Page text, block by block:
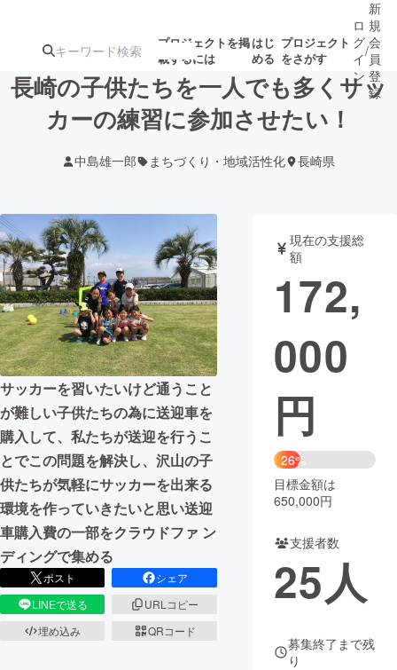
プロジェクトを掲
載するには
はじ
める
プロジェクト
をさがす
注目のリ
ターン
注目の新着プロ
ジェクト
募集終了が近いプ
ロジェクト
もうすぐ公開
されます
アート・写真 音楽
テクノロジー・ガジェット ゲーム・サ
映像・映画
ビジネス・起業
まちづくり・地域活性化
CAMPFIRE for Social Good
CAMPFIRE Creation
CAMPFIREふるさと納税machi-ya コミュニティ
ロ
グ
イ
ン
/
新
規
会
員
登
録
長崎の子供たちを一人でも多くサッ
カーの練習に参加させたい！
中島雄一郎 まちづくり・地域活性化 長崎県
サッカーを習いたいけど通うこと
が難しい子供たちの為に送迎車を
購入して、私たちが送迎を行うこ
とでこの問題を解決し、沢山の子
供たちが気軽にサッカーを出来る
環境を作っていきたいと思い送迎
車購入費の一部をクラウドファ ン
ディングで集める
ポスト
シェア
LINEで送る
URLコピー
埋め込み
QRコード
現在の支援総
額
172,
000
円
26%
目標金額は
650,000円
支援者数
25人
募集終了まで残
り